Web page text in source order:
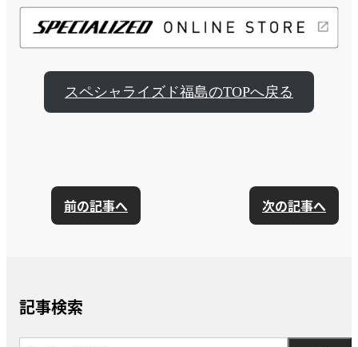
スペシャライズド福島のTOPへ戻る
前の記事へ 次の記事へ
記事検索